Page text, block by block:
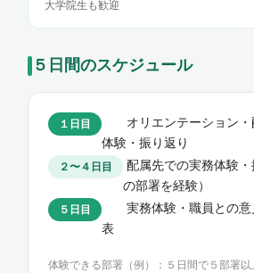
大学院生も歓迎
５日間のスケジュール
１日目
オリエンテーション・
体験・振り返り
２〜４日目
配属先での実務体験
の部署を経験）
５日目
実務体験・職員との意
表
体験できる部署（例）：５日間で５部署以